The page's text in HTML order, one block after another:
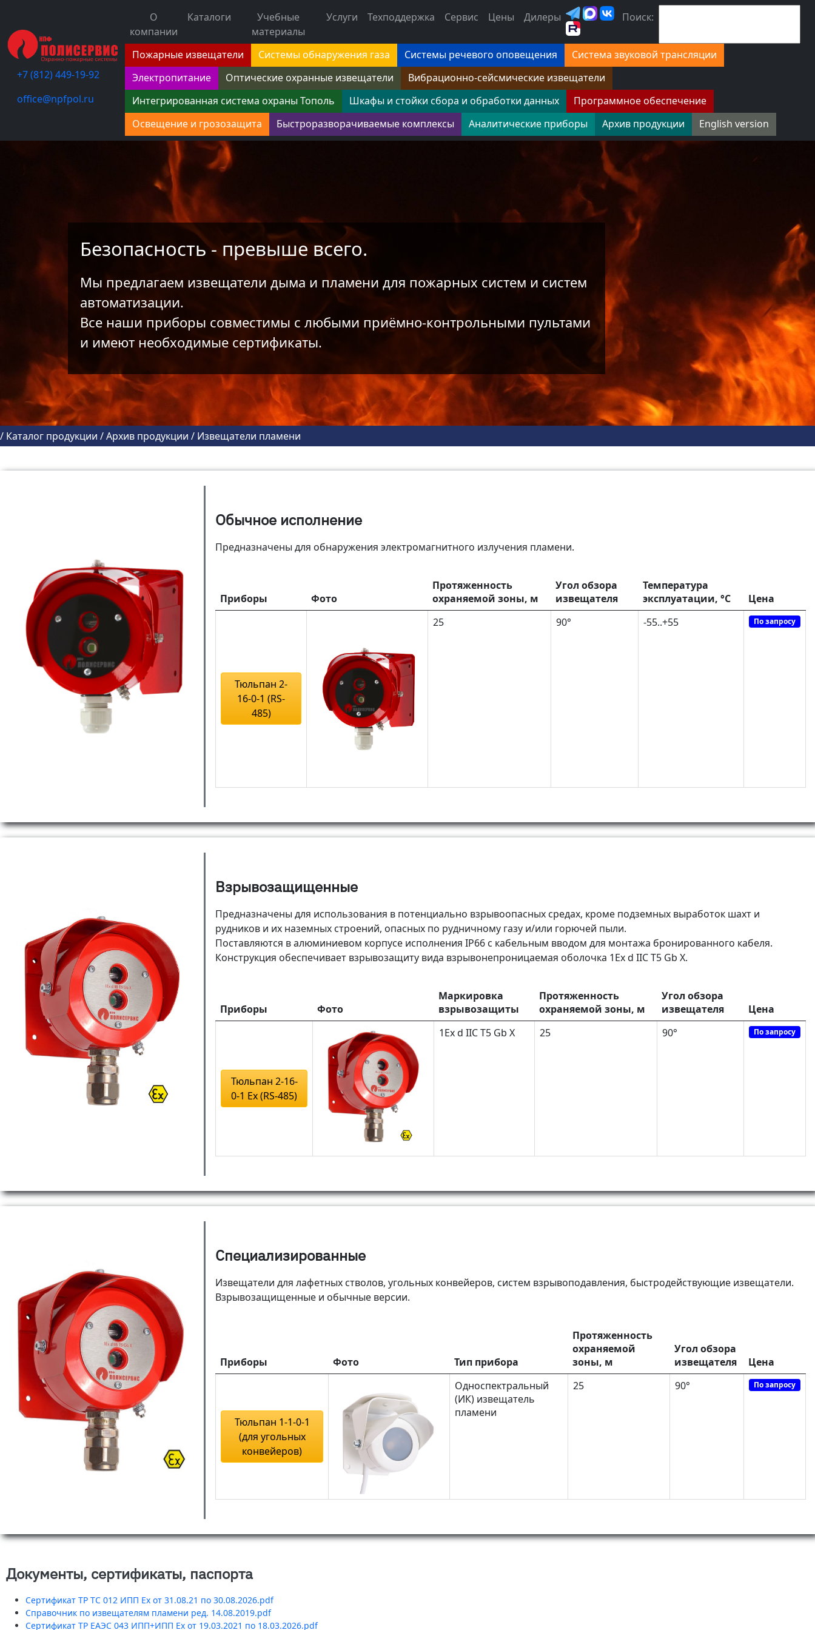
+7 (812) 449-19-92
office@npfpol.ru
О
компании
Каталоги
Учебные
материалы
Услуги Техподдержка Сервис Цены Дилеры Поиск:
Пожарные извещатели Системы обнаружения газа Системы речевого оповещения
Система звуковой трансляции
Электропитание
Оптические охранные извещатели
Вибрационно-сейсмические извещатели
Интегрированная система охраны Тополь
Шкафы и стойки сбора и обработки данных
Программное обеспечение
Освещение и грозозащита
Быстроразворачиваемые комплексы Аналитические приборы Архив продукции English version
Безопасность - превыше всего.
Мы предлагаем извещатели дыма и пламени для пожарных систем и систем
автоматизации.
Все наши приборы совместимы с любыми приёмно-контрольными пультами
и имеют необходимые сертификаты.
/ Каталог продукции /Архив продукции / Извещатели пламени
Обычное исполнение
Предназначены для обнаружения электромагнитного излучения пламени.
Приборы Фото
Протяженность
охраняемой зоны, м
Угол обзора
извещателя
Температура
эксплуатации, °C
Цена
Тюльпан 2-
16-0-1 (RS-
485)
25 90° -55..+55 По запросу
Взрывозащищенные
Предназначены для использования в потенциально взрывоопасных средах, кроме подземных выработок шахт и
рудников и их наземных строений, опасных по рудничному газу и/или горючей пыли.
Поставляются в алюминиевом корпусе исполнения IP66 с кабельным вводом для монтажа бронированного кабеля.
Конструкция обеспечивает взрывозащиту вида взрывонепроницаемая оболочка 1Ex d IIC T5 Gb X.
Приборы Фото
Маркировка
взрывозащиты
Протяженность
охраняемой зоны, м
Угол обзора
извещателя
Цена
Тюльпан 2-16-
0-1 Ex (RS-485)
1Ex d IIС T5 Gb Х 25 90° По запросу
Специализированные
Извещатели для лафетных стволов, угольных конвейеров, систем взрывоподавления, быстродействующие извещатели.
Взрывозащищенные и обычные версии.
Приборы Фото Тип прибора
Протяженность
охраняемой
зоны, м
Угол обзора
извещателя
Цена
Тюльпан 1-1-0-1
(для угольных
конвейеров)
Односпектральный
(ИК) извещатель
пламени
25 90° По запросу
Документы, сертификаты, паспорта
Сертификат ТР ТС 012 ИПП Ех от 31.08.21 по 30.08.2026.pdf
Справочник по извещателям пламени ред. 14.08.2019.pdf
Сертификат ТР ЕАЭС 043 ИПП+ИПП Ех от 19.03.2021 по 18.03.2026.pdf